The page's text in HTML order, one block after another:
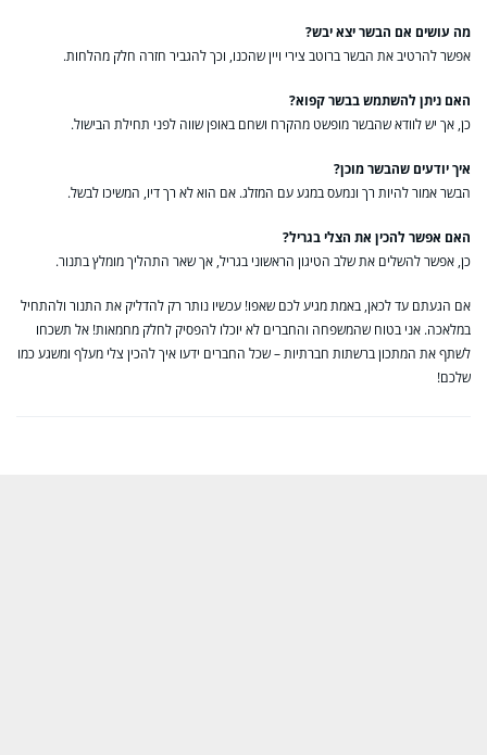
מה עושים אם הבשר יצא יבש?
אפשר להרטיב את הבשר ברוטב צירי ויין שהכנו, וכך להגביר חזרה חלק מהלחות.
האם ניתן להשתמש בבשר קפוא?
כן, אך יש לוודא שהבשר מופשט מהקרח ושחם באופן שווה לפני תחילת הבישול.
איך יודעים שהבשר מוכן?
הבשר אמור להיות רך ונמעס במגע עם המזלג. אם הוא לא רך דיו, המשיכו לבשל.
האם אפשר להכין את הצלי בגריל?
כן, אפשר להשלים את שלב הטיגון הראשוני בגריל, אך שאר התהליך מומלץ בתנור.
אם הגעתם עד לכאן, באמת מגיע לכם שאפו! עכשיו נותר רק להדליק את התנור ולהתחיל
במלאכה. אני בטוח שהמשפחה והחברים לא יוכלו להפסיק לחלק מחמאות! אל תשכחו
לשתף את המתכון ברשתות חברתיות – שכל החברים ידעו איך להכין צלי מעלף ומשגע כמו
שלכם!